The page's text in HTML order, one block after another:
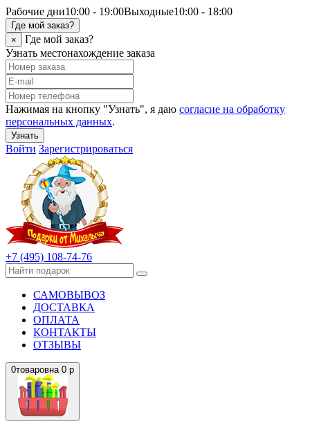
Рабочие дни10:00 - 19:00Выходные10:00 - 18:00
Где мой заказ?
×
Где мой заказ?
Узнать местонахождение заказа
Нажимая на кнопку "Узнать", я даю согласие на обработку
персональных данных.
Узнать
Войти Зарегистрироваться
+7 (495) 108-74-76
САМОВЫВОЗ
ДОСТАВКА
ОПЛАТА
КОНТАКТЫ
ОТЗЫВЫ
0товаровна 0 р